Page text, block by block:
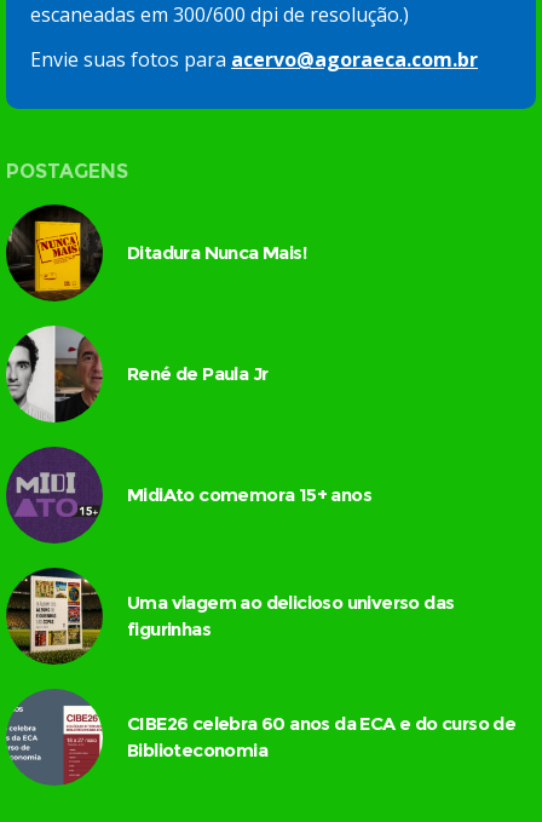
escaneadas em 300/600 dpi de resolução.)
Envie suas fotos para acervo@agoraeca.com.br
POSTAGENS
Ditadura Nunca Mais!
René de Paula Jr
MidiAto comemora 15+ anos
Uma viagem ao delicioso universo das
figurinhas
CIBE26 celebra 60 anos da ECA e do curso de
Biblioteconomia